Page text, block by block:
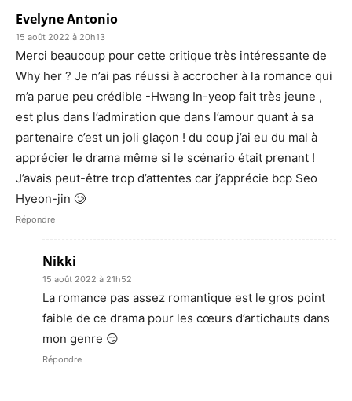
Evelyne Antonio
15 août 2022 à 20h13
Merci beaucoup pour cette critique très intéressante de
Why her ? Je n’ai pas réussi à accrocher à la romance qui
m’a parue peu crédible -Hwang In-yeop fait très jeune ,
est plus dans l’admiration que dans l’amour quant à sa
partenaire c’est un joli glaçon ! du coup j’ai eu du mal à
apprécier le drama même si le scénario était prenant !
J’avais peut-être trop d’attentes car j’apprécie bcp Seo
Hyeon-jin 🥲
Répondre
Nikki
15 août 2022 à 21h52
La romance pas assez romantique est le gros point
faible de ce drama pour les cœurs d’artichauts dans
mon genre 😏
Répondre